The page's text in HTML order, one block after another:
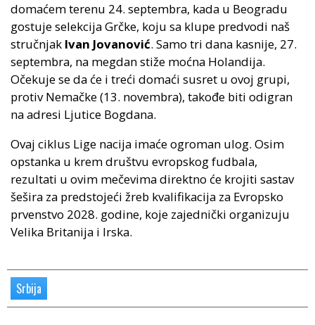
domaćem terenu 24. septembra, kada u Beogradu
gostuje selekcija Grčke, koju sa klupe predvodi naš
stručnjak Ivan Jovanović. Samo tri dana kasnije, 27.
septembra, na megdan stiže moćna Holandija.
Očekuje se da će i treći domaći susret u ovoj grupi,
protiv Nemačke (13. novembra), takođe biti odigran
na adresi Ljutice Bogdana.
Ovaj ciklus Lige nacija imaće ogroman ulog. Osim
opstanka u krem društvu evropskog fudbala,
rezultati u ovim mečevima direktno će krojiti sastav
šešira za predstojeći žreb kvalifikacija za Evropsko
prvenstvo 2028. godine, koje zajednički organizuju
Velika Britanija i Irska.
Srbija